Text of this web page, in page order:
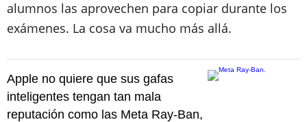
alumnos las aprovechen para copiar durante los
exámenes. La cosa va mucho más allá.
Apple no quiere que sus gafas
inteligentes tengan tan mala
reputación como las Meta Ray-Ban,